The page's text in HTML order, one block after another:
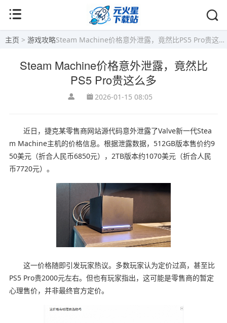
主页 > 游戏攻略Steam Machine价格意外泄露，竟然比PS5 Pro贵这么多
Steam Machine价格意外泄露，竟然比
PS5 Pro贵这么多
2026-01-15 08:05
近日，捷克某零售商网站源代码意外泄露了Valve新一代Stea
m Machine主机的价格信息。根据泄露数据，512GB版本售价约9
50美元（折合人民币6850元），2TB版本约1070美元（折合人民
币7720元）。
这一价格随即引发玩家热议。多数玩家认为定价过高，甚至比
PS5 Pro贵2000元左右。但也有玩家指出，这可能是零售商的暂定
心理售价，并非最终官方定价。